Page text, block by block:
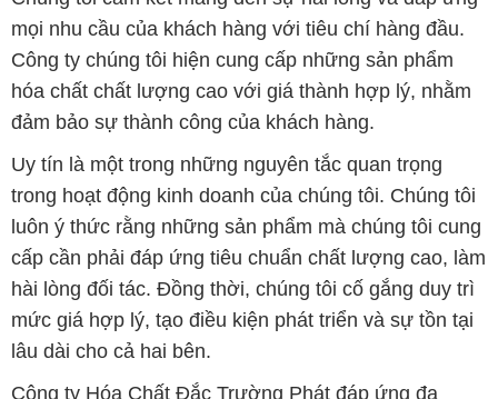
mọi nhu cầu của khách hàng với tiêu chí hàng đầu.
Công ty chúng tôi hiện cung cấp những sản phẩm
hóa chất chất lượng cao với giá thành hợp lý, nhằm
đảm bảo sự thành công của khách hàng.
Uy tín là một trong những nguyên tắc quan trọng
trong hoạt động kinh doanh của chúng tôi. Chúng tôi
luôn ý thức rằng những sản phẩm mà chúng tôi cung
cấp cần phải đáp ứng tiêu chuẩn chất lượng cao, làm
hài lòng đối tác. Đồng thời, chúng tôi cố gắng duy trì
mức giá hợp lý, tạo điều kiện phát triển và sự tồn tại
lâu dài cho cả hai bên.
Công ty Hóa Chất Đắc Trường Phát đáp ứng đa